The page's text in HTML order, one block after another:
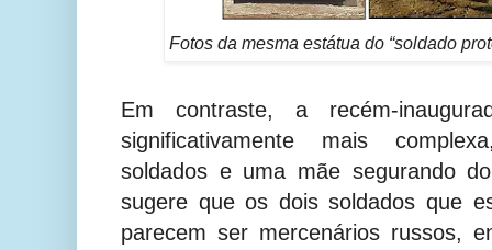
Fotos da mesma estátua do “soldado
Em contraste, a recém-
significativamente mais
soldados e uma mãe segurando
sugere que os dois soldados que
parecem ser mercenários russos,